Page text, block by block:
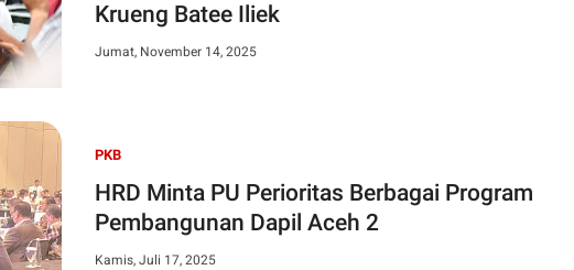
Krueng Batee Iliek
Jumat, November 14, 2025
PKB
HRD Minta PU Perioritas Berbagai Program
Pembangunan Dapil Aceh 2
Kamis, Juli 17, 2025